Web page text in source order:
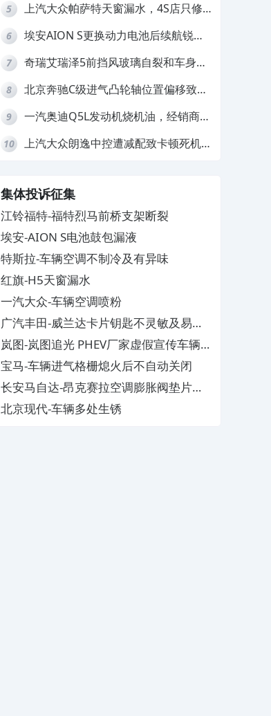
5
上汽大众帕萨特天窗漏水，4S店只修
6
埃安AION S更换动力电池后续航锐
7
奇瑞艾瑞泽5前挡风玻璃自裂和车身多
8
北京奔驰C级进气凸轮轴位置偏移致发
9
一汽奥迪Q5L发动机烧机油，经销商推
10
上汽大众朗逸中控遭减配致卡顿死机，
集体投诉征集
江铃福特-福特烈马前桥支架断裂
埃安-AION S电池鼓包漏液
特斯拉-车辆空调不制冷及有异味
红旗-H5天窗漏水
一汽大众-车辆空调喷粉
广汽丰田-威兰达卡片钥匙不灵敏及易消
磁
岚图-岚图追光 PHEV厂家虚假宣传车辆配
置与功能
宝马-车辆进气格栅熄火后不自动关闭
长安马自达-昂克赛拉空调膨胀阀垫片生
锈
北京现代-车辆多处生锈